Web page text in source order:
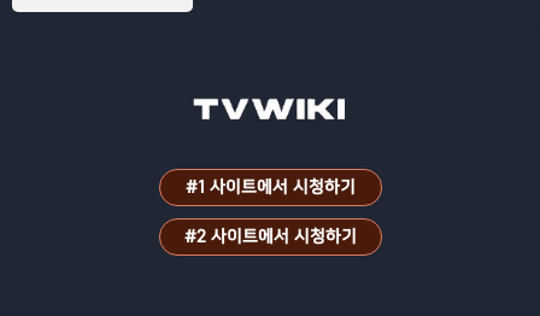
#1 사이트에서 시청하기
#2 사이트에서 시청하기